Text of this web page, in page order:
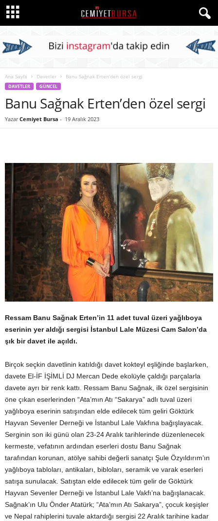
Ana Sayfa Davetler Banu Sağnak Erten’den özel sergi
DAVETLER GÜNCEL
Banu Sağnak Erten’den özel sergi
Yazar Cemiyet Bursa - 19 Aralık 2023
Ressam Banu Sağnak Erten’in 11 adet tuval üzeri yağlıboya
eserinin yer aldığı sergisi İstanbul Lale Müzesi Cam Salon’da
şık bir davet ile açıldı.
Birçok seçkin davetlinin katıldığı davet kokteyl eşliğinde başlarken,
davete El-İF İŞİMLİ DJ Mercan Dede ekolüyle çaldığı parçalarla
davete ayrı bir renk kattı. Ressam Banu Sağnak, ilk özel sergisinin
öne çıkan eserlerinden “Ata’mın Atı “Sakarya” adlı tuval üzeri
yağlıboya eserinin satışından elde edilecek tüm geliri Göktürk
Hayvan Sevenler Derneği ve İstanbul Lale Vakfına bağışlayacak.
Serginin son iki günü olan 23-24 Aralık tarihlerinde düzenlenecek
kermeste, vefatının ardından eserleri dostu Banu Sağnak
tarafından korunan, atölye sahibi değerli sanatçı Şule Özyıldırım’ın
yağlıboya tabloları, antikaları, bibloları, seramik ve varak eserleri
satışa sunulacak. Satıştan elde edilecek tüm gelir de Göktürk
Hayvan Sevenler Derneği ve İstanbul Lale Vakfı’na bağışlanacak.
Sağnak’ın Ulu Önder Atatürk; “Ata’mın Atı Sakarya”, çocuk keşişler
ve Nepal rahiplerini tuvale aktardığı sergisi 22 Aralık tarihine kadar